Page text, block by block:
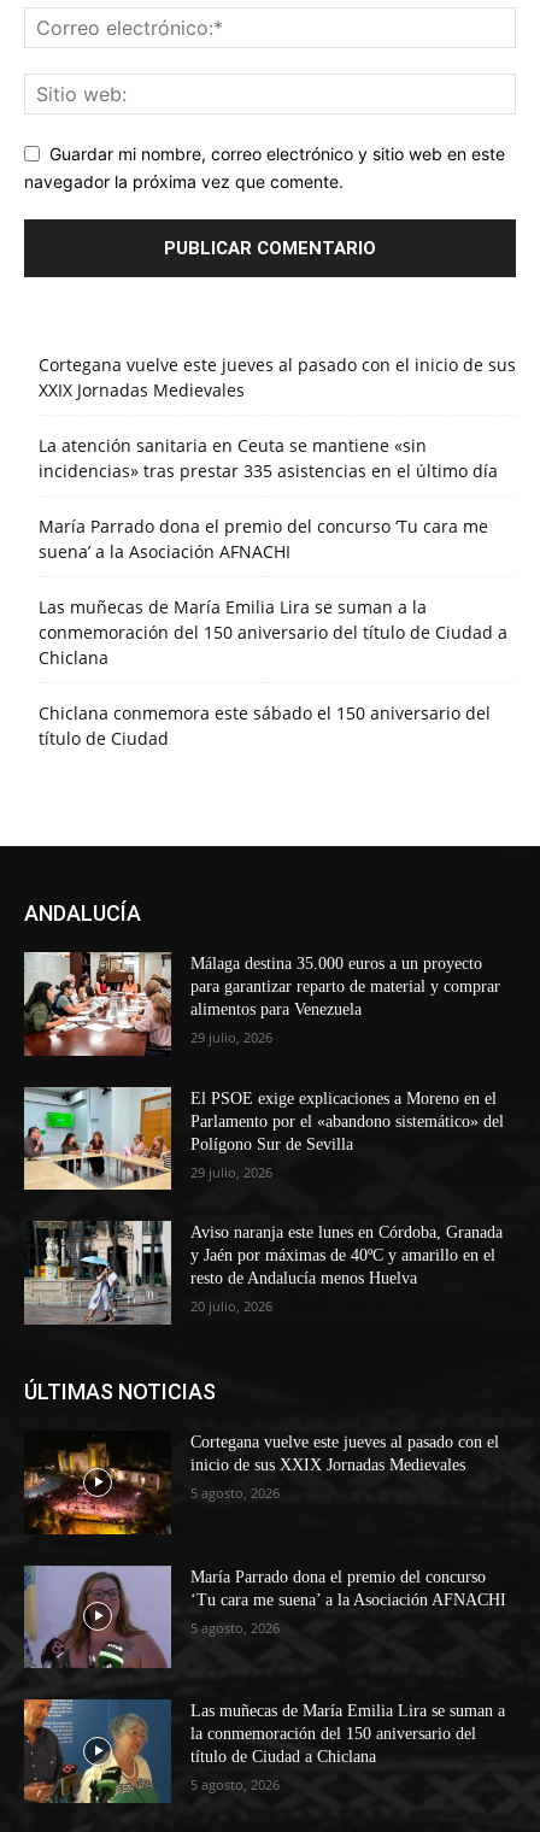
Guardar mi nombre, correo electrónico y sitio web en este
navegador la próxima vez que comente.
Cortegana vuelve este jueves al pasado con el inicio de sus
XXIX Jornadas Medievales
La atención sanitaria en Ceuta se mantiene «sin
incidencias» tras prestar 335 asistencias en el último día
María Parrado dona el premio del concurso ‘Tu cara me
suena’ a la Asociación AFNACHI
Las muñecas de María Emilia Lira se suman a la
conmemoración del 150 aniversario del título de Ciudad a
Chiclana
Chiclana conmemora este sábado el 150 aniversario del
título de Ciudad
ANDALUCÍA
Málaga destina 35.000 euros a un proyecto
para garantizar reparto de material y comprar
alimentos para Venezuela
29 julio, 2026
El PSOE exige explicaciones a Moreno en el
Parlamento por el «abandono sistemático» del
Polígono Sur de Sevilla
29 julio, 2026
Aviso naranja este lunes en Córdoba, Granada
y Jaén por máximas de 40ºC y amarillo en el
resto de Andalucía menos Huelva
20 julio, 2026
ÚLTIMAS NOTICIAS
Cortegana vuelve este jueves al pasado con el
inicio de sus XXIX Jornadas Medievales
5 agosto, 2026
María Parrado dona el premio del concurso
‘Tu cara me suena’ a la Asociación AFNACHI
5 agosto, 2026
Las muñecas de María Emilia Lira se suman a
la conmemoración del 150 aniversario del
título de Ciudad a Chiclana
5 agosto, 2026